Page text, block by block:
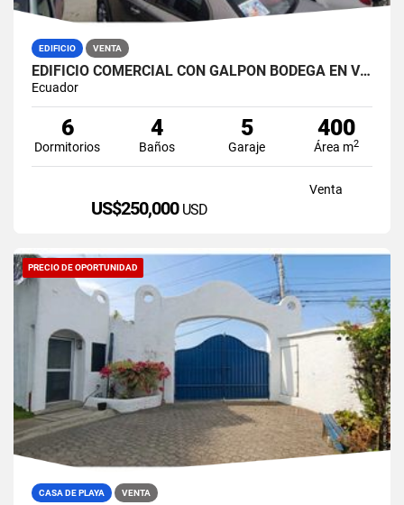
EDIFICIO VENTA
EDIFICIO COMERCIAL CON GALPÓN BODEGA EN VENTA ZONA MÉDICA DURÁN NORTE
Ecuador
6
Dormitorios
4
Baños
5
Garaje
400
Área m2
Venta
US$250,000 USD
PRECIO DE OPORTUNIDAD
CASA DE PLAYA VENTA